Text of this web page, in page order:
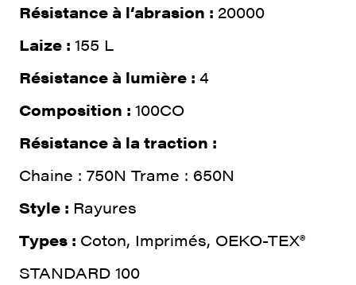
Résistance à l‘abrasion : 20000
Laize : 155 L
Résistance à lumière : 4
Composition : 100CO
Résistance à la traction :
Chaine : 750N Trame : 650N
Style : Rayures
Types : Coton, Imprimés, OEKO-TEX®
STANDARD 100